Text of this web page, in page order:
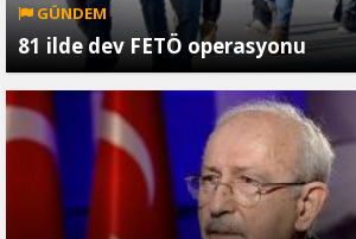
GÜNDEM
81 ilde dev FETÖ operasyonu